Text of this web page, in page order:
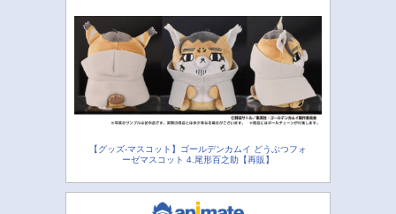
【グッズ-マスコット】ゴールデンカムイ どうぶつフォ
ーゼマスコット 4.尾形百之助【再販】